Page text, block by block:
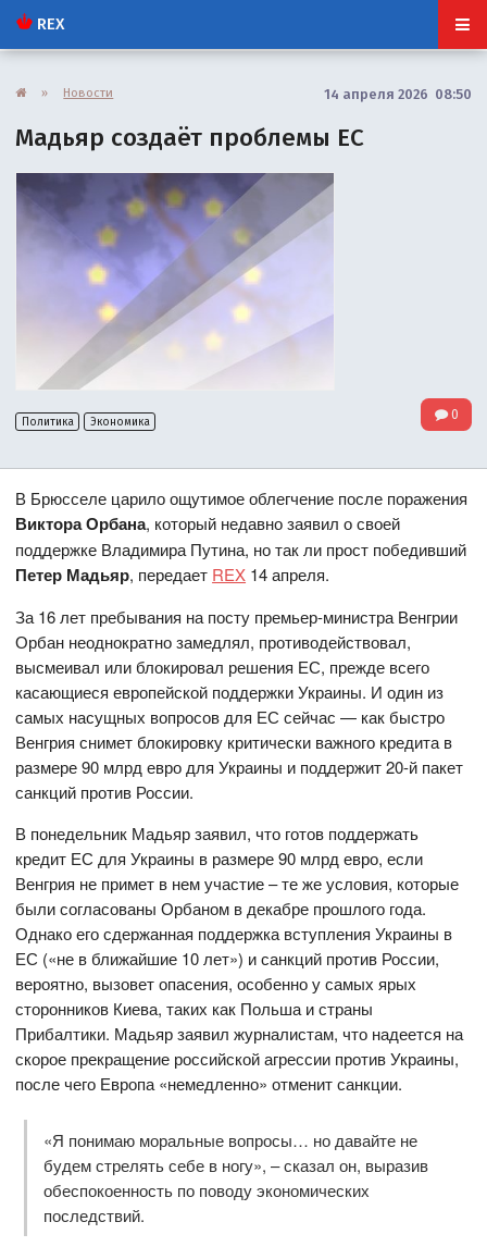
REX
» Новости 14 апреля 2026 08:50
Мадьяр создаёт проблемы ЕС
Политика Экономика 0
В Брюсселе царило ощутимое облегчение после поражения
Виктора Орбана, который недавно заявил о своей
поддержке Владимира Путина, но так ли прост победивший
Петер Мадьяр, передает REX 14 апреля.
За 16 лет пребывания на посту премьер-министра Венгрии
Орбан неоднократно замедлял, противодействовал,
высмеивал или блокировал решения ЕС, прежде всего
касающиеся европейской поддержки Украины. И один из
самых насущных вопросов для ЕС сейчас — как быстро
Венгрия снимет блокировку критически важного кредита в
размере 90 млрд евро для Украины и поддержит 20-й пакет
санкций против России.
В понедельник Мадьяр заявил, что готов поддержать
кредит ЕС для Украины в размере 90 млрд евро, если
Венгрия не примет в нем участие – те же условия, которые
были согласованы Орбаном в декабре прошлого года.
Однако его сдержанная поддержка вступления Украины в
ЕС («не в ближайшие 10 лет») и санкций против России,
вероятно, вызовет опасения, особенно у самых ярых
сторонников Киева, таких как Польша и страны
Прибалтики. Мадьяр заявил журналистам, что надеется на
скорое прекращение российской агрессии против Украины,
после чего Европа «немедленно» отменит санкции.
«Я понимаю моральные вопросы… но давайте не
будем стрелять себе в ногу», – сказал он, выразив
обеспокоенность по поводу экономических
последствий.